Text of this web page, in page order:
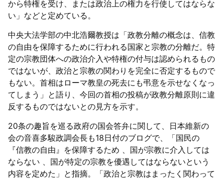
から特権を受け、または政治上の権力を行使してはならな
い」などと定めている。
中央大法学部の中北浩爾教授は「政教分離の概念は、信教
の自由を保障するために行われる国家と宗教の分離だ。特
定の宗教団体への政治介入や特権の付与は認められるもの
ではないが、政治と宗教の関わりを完全に否定するもので
もない。首相はローマ教皇の死去にも弔意を示せなくなっ
てしまう」と語り、今回の首相の投稿が政教分離原則に違
反するものではないとの見方を示す。
20条の趣旨を巡る政府の国会答弁に関して、日本維新の
会の音喜多駿政調会長も18日付のブログで、「国民の
『信教の自由』を保障するため 、国が宗教に介入しては
ならない 、国が特定の宗教を優遇してはならないという
内容を定めた」と指摘。「政治と宗教はまったく関わって